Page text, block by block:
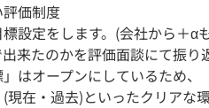
価制度
設定をします。(会社から＋
来たのかを評価面談にて振り
はオープンにしているため
在・過去)といったクリアな環